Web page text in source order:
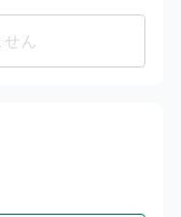
ん